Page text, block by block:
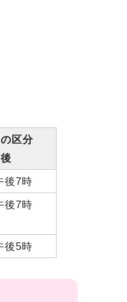
区分
後7時
後7時
後5時